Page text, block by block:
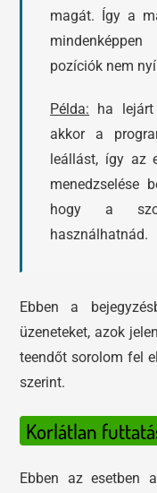
magát. Így a
pozíciók nem
Példa: ha lejárt
akkor a
leállást, így az
menedzselése
hogy a
használhatnád.
Ebben a
üzeneteket, azok
teendőt sorolom fel
szerint.
Korlátlan
Ebben az esetben